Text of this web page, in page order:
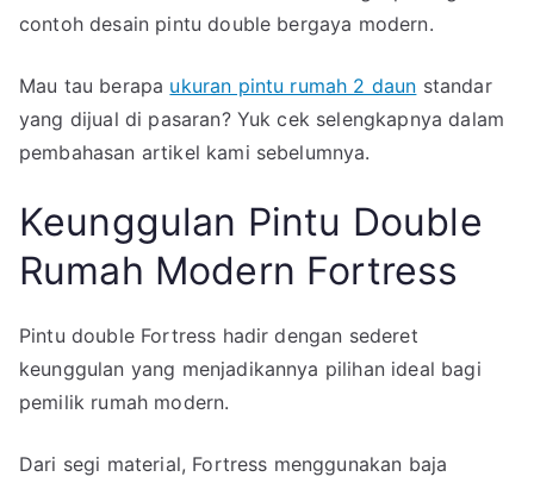
contoh desain pintu double bergaya modern.
Mau tau berapa ukuran pintu rumah 2 daun standar
yang dijual di pasaran? Yuk cek selengkapnya dalam
pembahasan artikel kami sebelumnya.
Keunggulan Pintu Double
Rumah Modern Fortress
Pintu double Fortress hadir dengan sederet
keunggulan yang menjadikannya pilihan ideal bagi
pemilik rumah modern.
Dari segi material, Fortress menggunakan baja